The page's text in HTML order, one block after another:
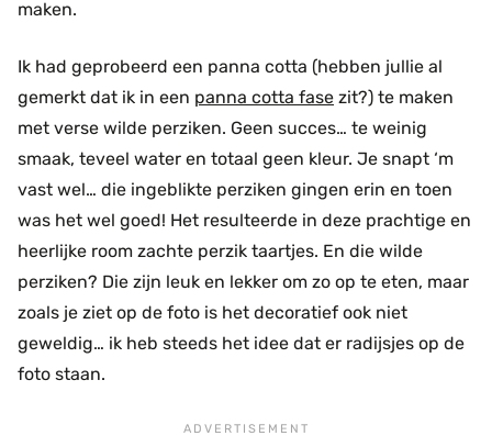
maken.
Ik had geprobeerd een panna cotta (hebben jullie al
gemerkt dat ik in een panna cotta fase zit?) te maken
met verse wilde perziken. Geen succes… te weinig
smaak, teveel water en totaal geen kleur. Je snapt ‘m
vast wel… die ingeblikte perziken gingen erin en toen
was het wel goed! Het resulteerde in deze prachtige en
heerlijke room zachte perzik taartjes. En die wilde
perziken? Die zijn leuk en lekker om zo op te eten, maar
zoals je ziet op de foto is het decoratief ook niet
geweldig… ik heb steeds het idee dat er radijsjes op de
foto staan.